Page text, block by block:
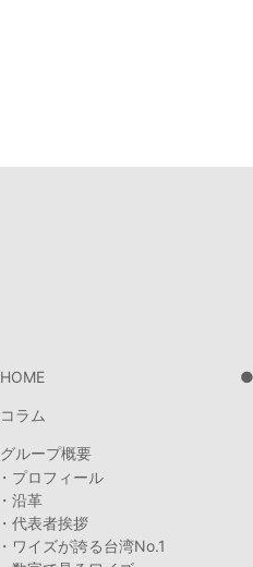
HOME
コラム
グループ概要
・プロフィール
・沿革
・代表者挨拶
・ワイズが誇る台湾No.1